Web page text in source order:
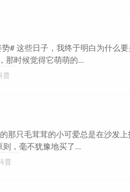
# 这些日子，我终于明白为什么
那时候觉得它萌萌的...
普
那只毛茸茸的小可爱总是在沙发
，毫不犹豫地买了...
普